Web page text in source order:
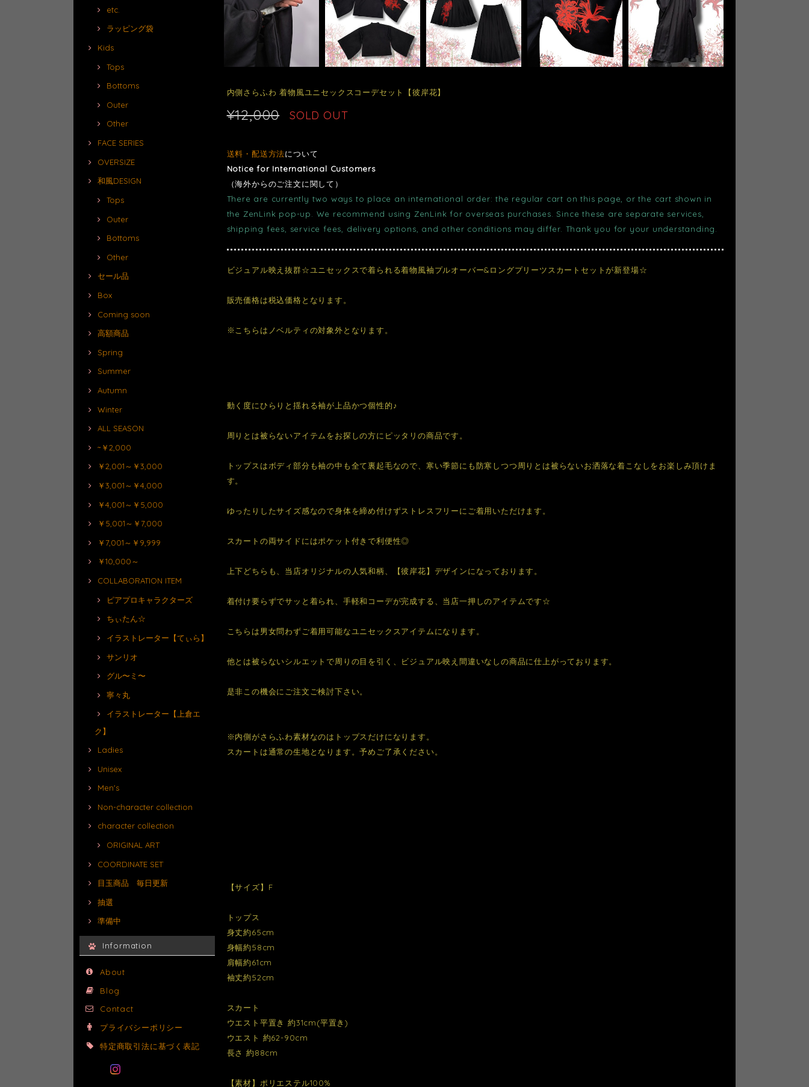
etc.
ラッピング袋
Kids
Tops
Bottoms
Outer
Other
FACE SERIES
OVERSIZE
和風DESIGN
Tops
Outer
Bottoms
Other
セール品
Box
Coming soon
高額商品
Spring
Summer
Autumn
Winter
ALL SEASON
~￥2,000
￥2,001～￥3,000
￥3,001～￥4,000
￥4,001～￥5,000
￥5,001～￥7,000
￥7,001～￥9,999
￥10,000～
COLLABORATION ITEM
ピアプロキャラクターズ
ちぃたん☆
イラストレーター【てぃら】
サンリオ
グル〜ミ〜
寧々丸
イラストレーター【上倉エ
ク】
Ladies
Unisex
Men's
Non-character collection
character collection
ORIGINAL ART
COORDINATE SET
目玉商品 毎日更新
抽選
準備中
Information
About
Blog
Contact
プライバシーポリシー
特定商取引法に基づく表記
内側さらふわ 着物風ユニセックスコーデセット【彼岸花】
¥12,000 SOLD OUT
送料・配送方法について
Notice for International Customers
（海外からのご注文に関して）
There are currently two ways to place an international order: the regular cart on this page, or the cart shown in
the ZenLink pop-up. We recommend using ZenLink for overseas purchases. Since these are separate services,
shipping fees, service fees, delivery options, and other conditions may differ. Thank you for your understanding.
ビジュアル映え抜群☆ユニセックスで着られる着物風袖プルオーバー&ロングプリーツスカートセットが新登場☆
販売価格は税込価格となります。
※こちらはノベルティの対象外となります。
動く度にひらりと揺れる袖が上品かつ個性的♪
周りとは被らないアイテムをお探しの方にピッタリの商品です。
トップスはボディ部分も袖の中も全て裏起毛なので、寒い季節にも防寒しつつ周りとは被らないお洒落な着こなしをお楽しみ頂けま
す。
ゆったりしたサイズ感なので身体を締め付けずストレスフリーにご着用いただけます。
スカートの両サイドにはポケット付きで利便性◎
上下どちらも、当店オリジナルの人気和柄、【彼岸花】デザインになっております。
着付け要らずでサッと着られ、手軽和コーデが完成する、当店一押しのアイテムです☆
こちらは男女問わずご着用可能なユニセックスアイテムになります。
他とは被らないシルエットで周りの目を引く、ビジュアル映え間違いなしの商品に仕上がっております。
是非この機会にご注文ご検討下さい。
※内側がさらふわ素材なのはトップスだけになります。
スカートは通常の生地となります。予めご了承ください。
【サイズ】F
トップス
身丈約65cm
身幅約58cm
肩幅約61cm
袖丈約52cm
スカート
ウエスト平置き 約31cm(平置き)
ウエスト 約62-90cm
長さ 約88cm
【素材】ポリエステル100%